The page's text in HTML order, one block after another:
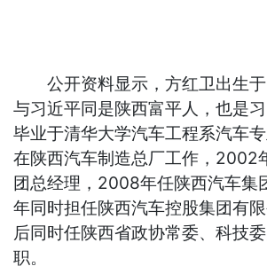
公开资料显示，方红卫出生于
与习近平同是陕西富平人，也是习
毕业于清华大学汽车工程系汽车
在陕西汽车制造总厂工作，2002
团总经理，2008年任陕西汽车集
年同时担任陕西汽车控股集团有限
后同时任陕西省政协常委、科技
职。